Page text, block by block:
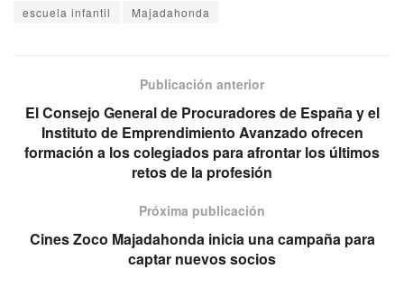
escuela infantil
Majadahonda
Publicación anterior
El Consejo General de Procuradores de España y el
Instituto de Emprendimiento Avanzado ofrecen
formación a los colegiados para afrontar los últimos
retos de la profesión
Próxima publicación
Cines Zoco Majadahonda inicia una campaña para
captar nuevos socios